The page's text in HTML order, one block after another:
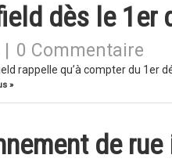
dès le 1er
0 Commentaire
rappelle qu’à compter du
»
de